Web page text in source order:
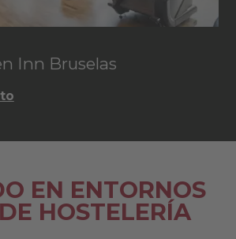
Inn Bruselas
EN ENTORNOS
HOSTELERÍA